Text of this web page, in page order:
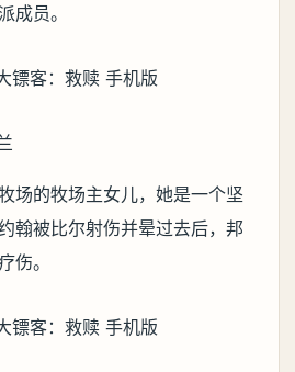
成员。
场的牧场主女儿，她是一个坚
翰被比尔射伤并晕过去后，邦
伤。